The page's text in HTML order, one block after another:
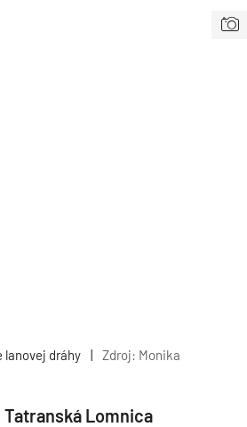
lanovej dráhy |
Zdroj: Monika
Lomnica